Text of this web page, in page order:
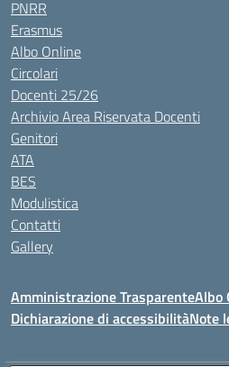
PNRR
Erasmus
Albo Online
Circolari
Docenti 25/26
Archivio Area Riservata Docenti
Genitori
ATA
BES
Modulistica
Contatti
Gallery
Amministrazione TrasparenteAlbo
Dichiarazione di accessibilitàNote